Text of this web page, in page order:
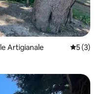
Artigianale
5 (3)